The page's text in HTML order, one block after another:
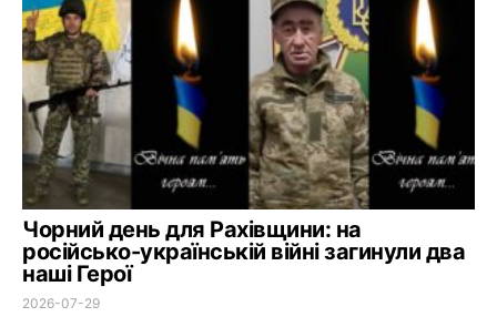
Чорний день для Рахівщини: на
російсько-українській війні загинули два
наші Герої
2026-07-29